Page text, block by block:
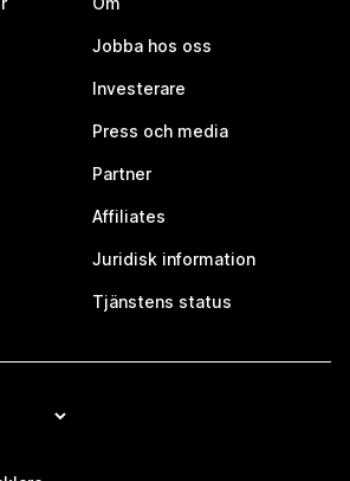
Jobba hos oss
Investerare
Press och media
Partner
Affiliates
Juridisk information
Tjänstens status